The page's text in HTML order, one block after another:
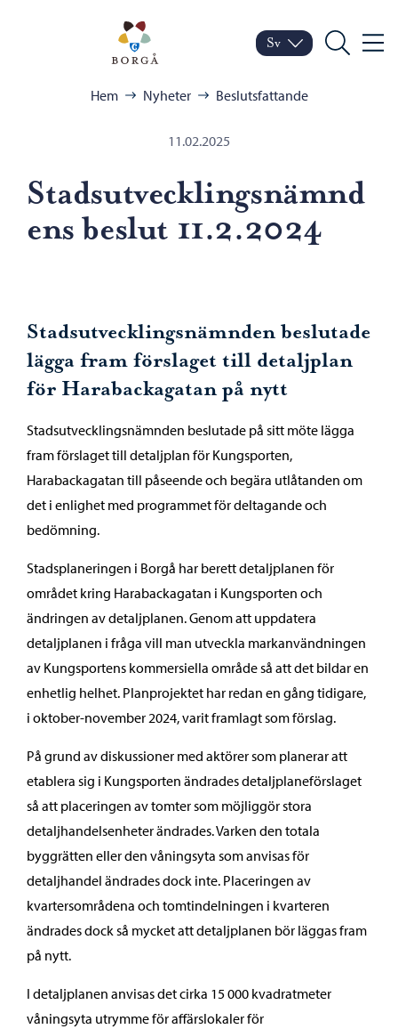
Porvoo – Gå till
Byt språk
Nuvarande språk:
Sv
Sök Meny
Hem Nyheter Beslutsfattande
11.02.2025
Stadsutvecklingsnämnd
ens beslut 11.2.2024
Stadsutvecklingsnämnden beslutade
lägga fram förslaget till detaljplan
för Harabackagatan på nytt
Stadsutvecklingsnämnden beslutade på sitt möte lägga
fram förslaget till detaljplan för Kungsporten,
Harabackagatan till påseende och begära utlåtanden om
det i enlighet med programmet för deltagande och
bedömning.
Stadsplaneringen i Borgå har berett detaljplanen för
området kring Harabackagatan i Kungsporten och
ändringen av detaljplanen. Genom att uppdatera
detaljplanen i fråga vill man utveckla markanvändningen
av Kungsportens kommersiella område så att det bildar en
enhetlig helhet. Planprojektet har redan en gång tidigare,
i oktober-november 2024, varit framlagt som förslag.
På grund av diskussioner med aktörer som planerar att
etablera sig i Kungsporten ändrades detaljplaneförslaget
så att placeringen av tomter som möjliggör stora
detaljhandelsenheter ändrades. Varken den totala
byggrätten eller den våningsyta som anvisas för
detaljhandel ändrades dock inte. Placeringen av
kvartersområdena och tomtindelningen i kvarteren
ändrades dock så mycket att detaljplanen bör läggas fram
på nytt.
I detaljplanen anvisas det cirka 15 000 kvadratmeter
våningsyta utrymme för affärslokaler för